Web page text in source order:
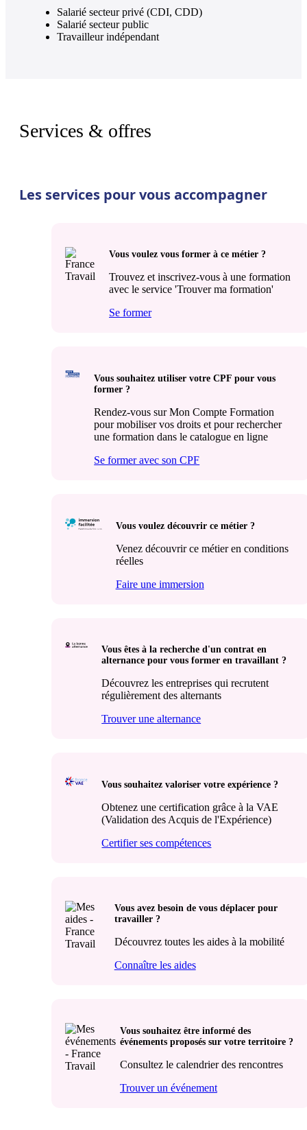
Salarié secteur privé (CDI, CDD)
Salarié secteur public
Travailleur indépendant
Services & offres
Les services pour vous accompagner
Vous voulez vous former à ce métier ?
Trouvez et inscrivez-vous à une formation
avec le service 'Trouver ma formation'
Se former
Vous souhaitez utiliser votre CPF pour vous
former ?
Rendez-vous sur Mon Compte Formation
pour mobiliser vos droits et pour rechercher
une formation dans le catalogue en ligne
Se former avec son CPF
Vous voulez découvrir ce métier ?
Venez découvrir ce métier en conditions
réelles
Faire une immersion
Vous êtes à la recherche d'un contrat en
alternance pour vous former en travaillant ?
Découvrez les entreprises qui recrutent
régulièrement des alternants
Trouver une alternance
Vous souhaitez valoriser votre expérience ?
Obtenez une certification grâce à la VAE
(Validation des Acquis de l'Expérience)
Certifier ses compétences
Vous avez besoin de vous déplacer pour
travailler ?
Découvrez toutes les aides à la mobilité
Connaître les aides
Vous souhaitez être informé des
événements proposés sur votre territoire ?
Consultez le calendrier des rencontres
Trouver un événement